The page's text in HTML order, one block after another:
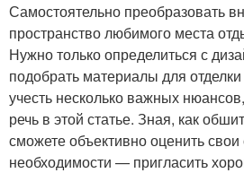
Самостоятельно преобразовать
пространство любимого места
Нужно только определиться с
подобрать материалы для
учесть несколько важных
речь в этой статье. Зная, как
сможете объективно оценить
необходимости — пригласить